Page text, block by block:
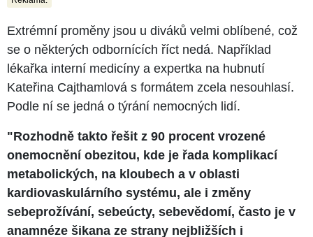
Extrémní proměny jsou u diváků velmi oblíbené, což
se o některých odbornících říct nedá. Například
lékařka interní medicíny a expertka na hubnutí
Kateřina Cajthamlová s formátem zcela nesouhlasí.
Podle ní se jedná o týrání nemocných lidí.
"Rozhodně takto řešit z 90 procent vrozené
onemocnění obezitou, kde je řada komplikací
metabolických, na kloubech a v oblasti
kardiovaskulárního systému, ale i změny
sebeprožívání, sebeúcty, sebevědomí, často je v
anamnéze šikana ze strany nejbližších i